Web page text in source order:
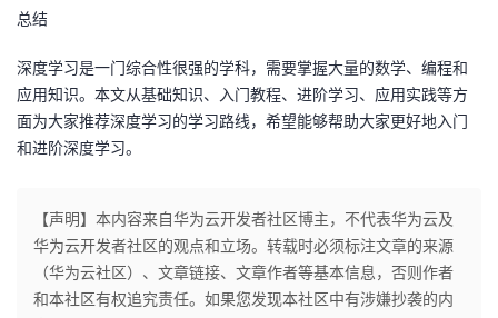
总结
深度学习是一门综合性很强的学科，需要掌握大量的数学、编程和
应用知识。本文从基础知识、入门教程、进阶学习、应用实践等方
面为大家推荐深度学习的学习路线，希望能够帮助大家更好地入门
和进阶深度学习。
【声明】本内容来自华为云开发者社区博主，不代表华为云及
华为云开发者社区的观点和立场。转载时必须标注文章的来源
（华为云社区）、文章链接、文章作者等基本信息，否则作者
和本社区有权追究责任。如果您发现本社区中有涉嫌抄袭的内